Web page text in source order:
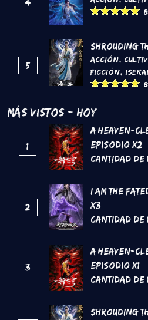
5
Shrouding
Acción,
Ficción, Isekai
Más Vistos - Hoy
1
A Heaven-
Episodio x2
Cantidad de
2
I Am The
x3
Cantidad de
3
A Heaven-
Episodio x1
Cantidad de
Shrouding